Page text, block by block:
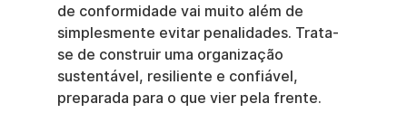
de conformidade vai muito além de
simplesmente evitar penalidades. Trata-
se de construir uma organização
sustentável, resiliente e confiável,
preparada para o que vier pela frente.